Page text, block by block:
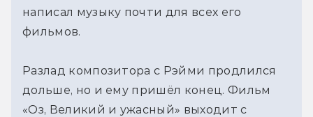
написал музыку почти для всех его
фильмов.
Разлад композитора с Рэйми продлился
дольше, но и ему пришёл конец. Фильм
«Оз, Великий и ужасный» выходит с